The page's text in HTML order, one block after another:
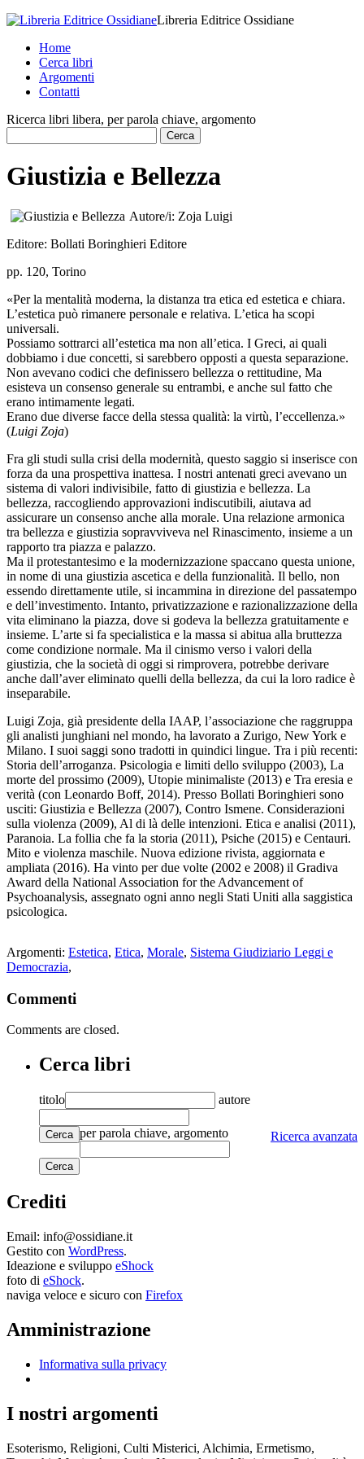
Libreria Editrice Ossidiane
Home
Cerca libri
Argomenti
Contatti
Ricerca libri libera, per parola chiave, argomento
Giustizia e Bellezza
Autore/i: Zoja Luigi
Editore: Bollati Boringhieri Editore
pp. 120, Torino
«Per la mentalità moderna, la distanza tra etica ed estetica e chiara.
L’estetica può rimanere personale e relativa. L’etica ha scopi
universali.
Possiamo sottrarci all’estetica ma non all’etica. I Greci, ai quali
dobbiamo i due concetti, si sarebbero opposti a questa separazione.
Non avevano codici che definissero bellezza o rettitudine, Ma
esisteva un consenso generale su entrambi, e anche sul fatto che
erano intimamente legati.
Erano due diverse facce della stessa qualità: la virtù, l’eccellenza.»
(Luigi Zoja)
Fra gli studi sulla crisi della modernità, questo saggio si inserisce con
forza da una prospettiva inattesa. I nostri antenati greci avevano un
sistema di valori indivisibile, fatto di giustizia e bellezza. La
bellezza, raccogliendo approvazioni indiscutibili, aiutava ad
assicurare un consenso anche alla morale. Una relazione armonica
tra bellezza e giustizia sopravviveva nel Rinascimento, insieme a un
rapporto tra piazza e palazzo.
Ma il protestantesimo e la modernizzazione spaccano questa unione,
in nome di una giustizia ascetica e della funzionalità. Il bello, non
essendo direttamente utile, si incammina in direzione del passatempo
e dell’investimento. Intanto, privatizzazione e razionalizzazione della
vita eliminano la piazza, dove si godeva la bellezza gratuitamente e
insieme. L’arte si fa specialistica e la massa si abitua alla bruttezza
come condizione normale. Ma il cinismo verso i valori della
giustizia, che la società di oggi si rimprovera, potrebbe derivare
anche dall’aver eliminato quelli della bellezza, da cui la loro radice è
inseparabile.
Luigi Zoja, già presidente della IAAP, l’associazione che raggruppa
gli analisti junghiani nel mondo, ha lavorato a Zurigo, New York e
Milano. I suoi saggi sono tradotti in quindici lingue. Tra i più recenti:
Storia dell’arroganza. Psicologia e limiti dello sviluppo (2003), La
morte del prossimo (2009), Utopie minimaliste (2013) e Tra eresia e
verità (con Leonardo Boff, 2014). Presso Bollati Boringhieri sono
usciti: Giustizia e Bellezza (2007), Contro Ismene. Considerazioni
sulla violenza (2009), Al di là delle intenzioni. Etica e analisi (2011),
Paranoia. La follia che fa la storia (2011), Psiche (2015) e Centauri.
Mito e violenza maschile. Nuova edizione rivista, aggiornata e
ampliata (2016). Ha vinto per due volte (2002 e 2008) il Gradiva
Award della National Association for the Advancement of
Psychoanalysis, assegnato ogni anno negli Stati Uniti alla saggistica
psicologica.
Argomenti: Estetica, Etica, Morale, Sistema Giudiziario Leggi e
Democrazia,
Commenti
Comments are closed.
Cerca libri
titolo autore
Cerca Ricerca avanzata
per parola chiave, argomento
Crediti
Email: info@ossidiane.it
Gestito con WordPress.
Ideazione e sviluppo eShock
foto di eShock.
naviga veloce e sicuro con Firefox
Amministrazione
Informativa sulla privacy
I nostri argomenti
Esoterismo, Religioni, Culti Misterici, Alchimia, Ermetismo,